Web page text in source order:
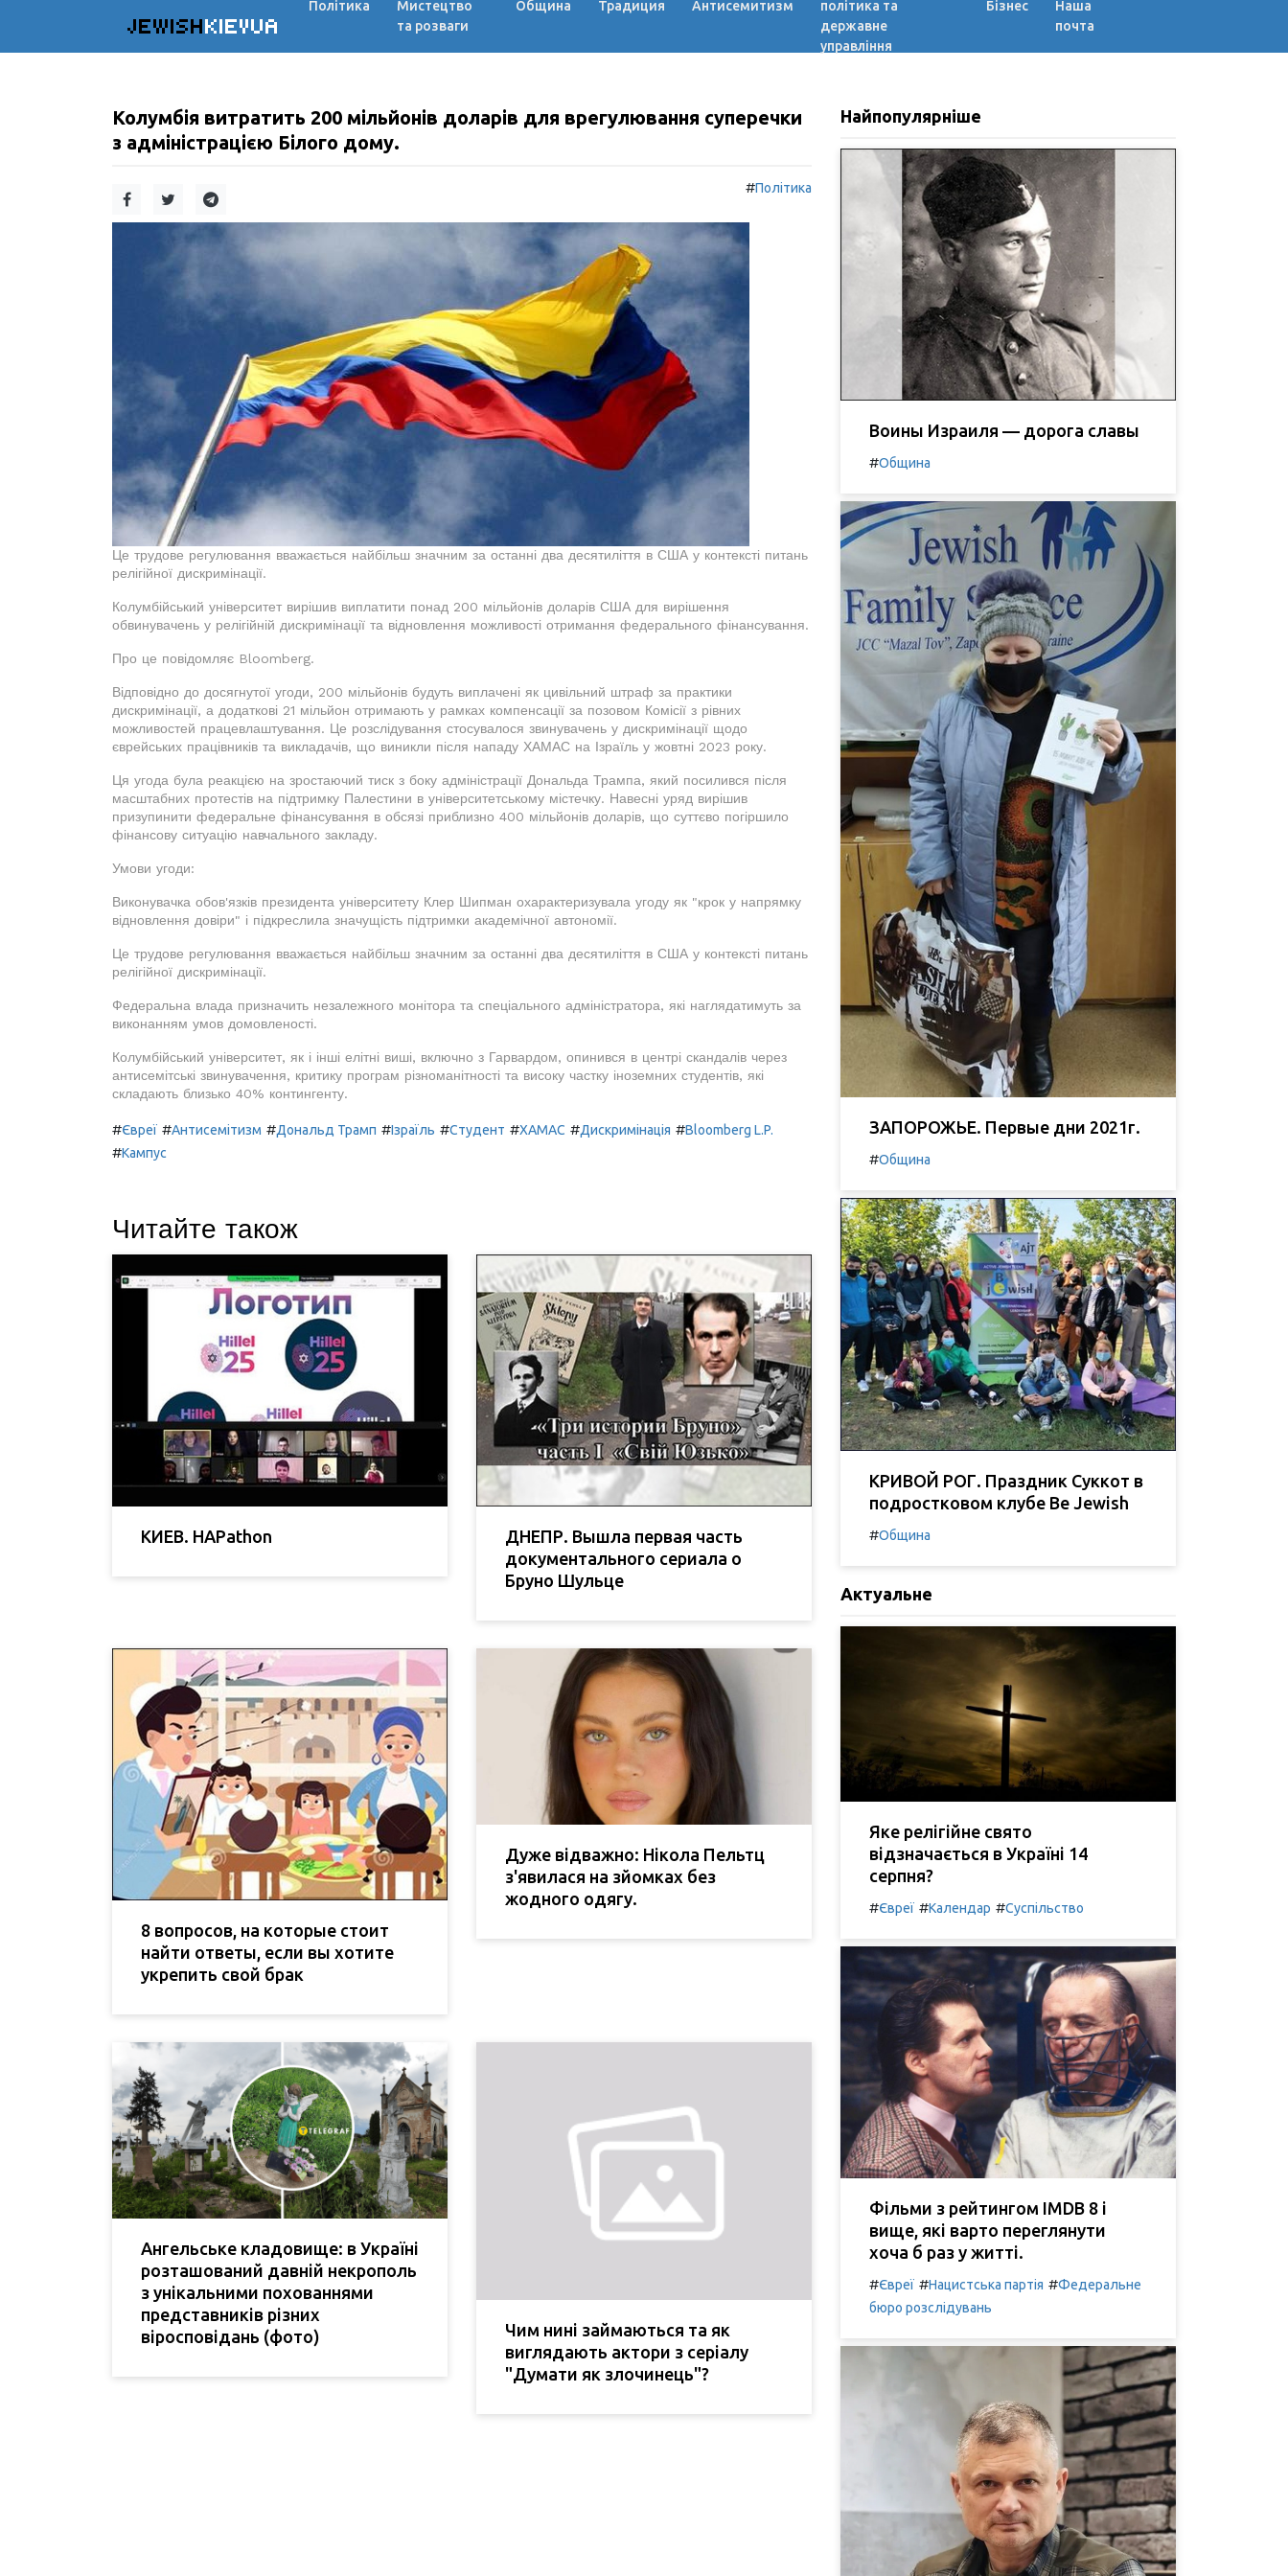
JEWISHKIEVUA
Політика
Мистецтво
та розваги
Община Традиция Антисемитизм
політика та
державне
управління
Бізнес
Наша
почта
Колумбія витратить 200 мільйонів доларів для врегулювання суперечки
з адміністрацією Білого дому.
#Політика
Це трудове регулювання вважається найбільш значним за останні два десятиліття в США у контексті питань
релігійної дискримінації.
Колумбійський університет вирішив виплатити понад 200 мільйонів доларів США для вирішення
обвинувачень у релігійній дискримінації та відновлення можливості отримання федерального фінансування.
Про це повідомляє Bloomberg.
Відповідно до досягнутої угоди, 200 мільйонів будуть виплачені як цивільний штраф за практики
дискримінації, а додаткові 21 мільйон отримають у рамках компенсації за позовом Комісії з рівних
можливостей працевлаштування. Це розслідування стосувалося звинувачень у дискримінації щодо
єврейських працівників та викладачів, що виникли після нападу ХАМАС на Ізраїль у жовтні 2023 року.
Ця угода була реакцією на зростаючий тиск з боку адміністрації Дональда Трампа, який посилився після
масштабних протестів на підтримку Палестини в університетському містечку. Навесні уряд вирішив
призупинити федеральне фінансування в обсязі приблизно 400 мільйонів доларів, що суттєво погіршило
фінансову ситуацію навчального закладу.
Умови угоди:
Виконувачка обов'язків президента університету Клер Шипман охарактеризувала угоду як "крок у напрямку
відновлення довіри" і підкреслила значущість підтримки академічної автономії.
Це трудове регулювання вважається найбільш значним за останні два десятиліття в США у контексті питань
релігійної дискримінації.
Федеральна влада призначить незалежного монітора та спеціального адміністратора, які наглядатимуть за
виконанням умов домовленості.
Колумбійський університет, як і інші елітні виші, включно з Гарвардом, опинився в центрі скандалів через
антисемітські звинувачення, критику програм різноманітності та високу частку іноземних студентів, які
складають близько 40% контингенту.
#Євреї #Антисемітизм #Дональд Трамп #Ізраїль #Студент #ХАМАС #Дискримінація #Bloomberg L.P.
#Кампус
Читайте також
КИЕВ. HAPathon
ДНЕПР. Вышла первая часть
документального сериала о
Бруно Шульце
8 вопросов, на которые стоит
найти ответы, если вы хотите
укрепить свой брак
Дуже відважно: Нікола Пельтц
з'явилася на зйомках без
жодного одягу.
Ангельське кладовище: в Україні
розташований давній некрополь
з унікальними похованнями
представників різних
віросповідань (фото)
Чим нині займаються та як
виглядають актори з серіалу
"Думати як злочинець"?
Найпопулярніше
Воины Израиля — дорога славы
#Община
ЗАПОРОЖЬЕ. Первые дни 2021г.
#Община
КРИВОЙ РОГ. Праздник Суккот в
подростковом клубе Be Jewish
#Община
Актуальне
Яке релігійне свято
відзначається в Україні 14
серпня?
#Євреї #Календар #Суспільство
Фільми з рейтингом IMDB 8 і
вище, які варто переглянути
хоча б раз у житті.
#Євреї #Нацистська партія #Федеральне
бюро розслідувань